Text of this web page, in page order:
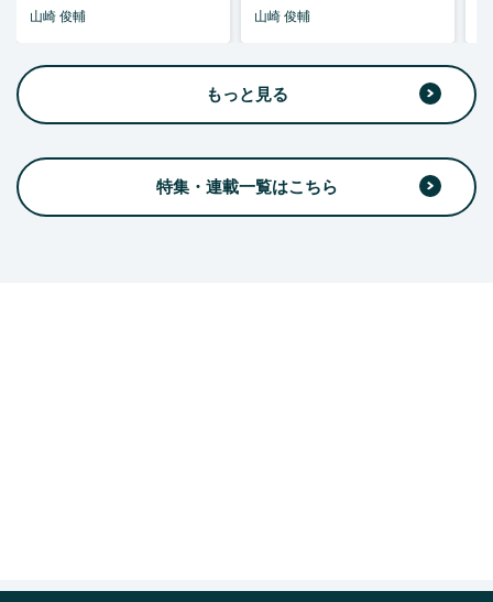
山崎 俊輔 山崎 俊輔
もっと見る
特集・連載一覧はこちら